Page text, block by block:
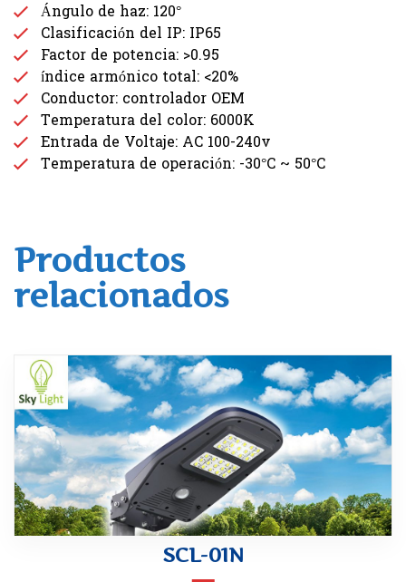
Ángulo de haz: 120°
Clasificación del IP: IP65
Factor de potencia: >0.95
índice armónico total: <20%
Conductor: controlador OEM
Temperatura del color: 6000K
Entrada de Voltaje: AC 100-240v
Temperatura de operación: -30°C ~ 50°C
Productos
relacionados
SCL-01N